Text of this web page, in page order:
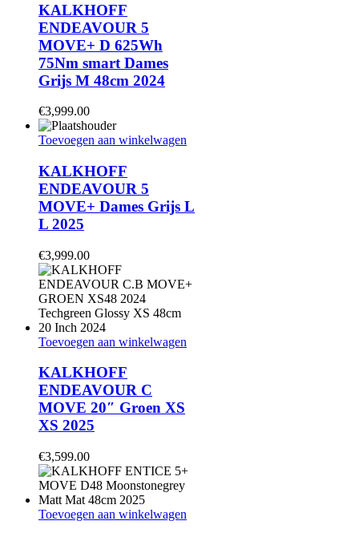
KALKHOFF
ENDEAVOUR 5
MOVE+ D 625Wh
75Nm smart Dames
Grijs M 48cm 2024
€3,999.00
Toevoegen aan winkelwagen
KALKHOFF
ENDEAVOUR 5
MOVE+ Dames Grijs L
L 2025
€3,999.00
Toevoegen aan winkelwagen
KALKHOFF
ENDEAVOUR C
MOVE 20″ Groen XS
XS 2025
€3,599.00
Toevoegen aan winkelwagen